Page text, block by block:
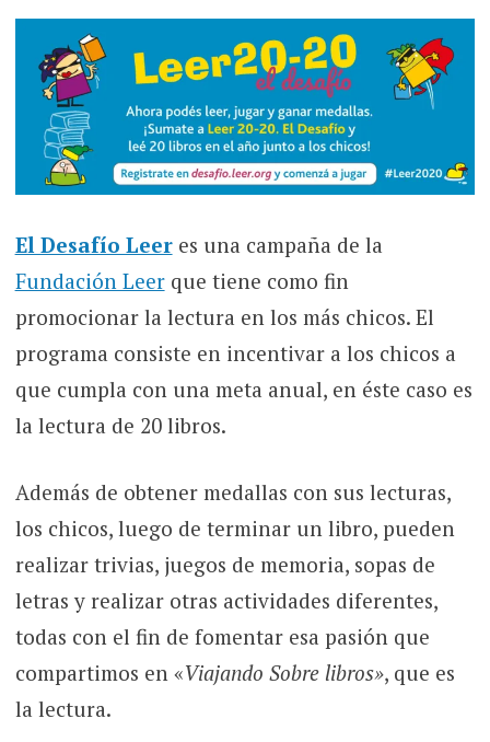
El Desafío Leeres una campaña de la
Fundación Leerque tiene como fin
promocionar la lectura en los más chicos. El
programa consiste en incentivar a los chicos a
que cumpla con una meta anual, en éste caso es
la lectura de 20 libros.
Además de obtener medallas con sus lecturas,
los chicos, luego de terminar un libro, pueden
realizar trivias, juegos de memoria, sopas de
letras y realizar otras actividades diferentes,
todas con el fin de fomentar esa pasión que
compartimos en «Viajando Sobre libros», que es
la lectura.